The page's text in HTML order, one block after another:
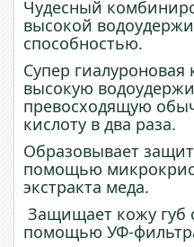
Чудесный
высокой
способностью.
Супер
высокую
превосходящую
кислоту в два раза.
Образовывает
помощью
экстракта меда.
Защищает кожу губ
помощью УФ-фильтра